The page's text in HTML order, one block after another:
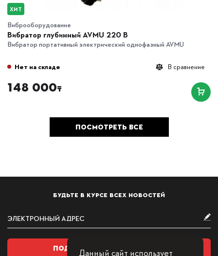
ХИТ
Виброоборудование
Вибратор глубинный AVMU 220 B
Вибратор портативный электрический однофазный AVMU
В сравнение
Нет на складе
148 000₸
ПОСМОТРЕТЬ ВСЕ
БУДЬТЕ В КУРСЕ ВСЕХ НОВОСТЕЙ
ПОДПИСАТЬСЯ НА РАССЫЛКУ
Данный сайт использует